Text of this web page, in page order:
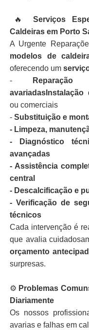
🔥
Serviços
Caldeiras em Porto
A Urgente
modelos de
oferecendo um
-
ou comerciais
- Substituição e
- Limpeza,
- Diagnóstico
avançadas
- Assistência
central
- Descalcificação e
- Verificação de
técnicos
Cada intervenção é
que avalia
orçamento
surpresas.
⚙️ Problemas
Diariamente
Os nossos
avarias e falhas em